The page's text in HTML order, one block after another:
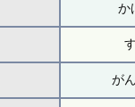
か
が